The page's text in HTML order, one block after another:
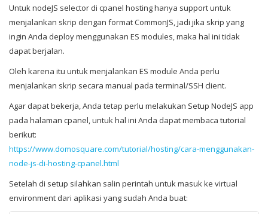
Untuk nodeJS selector di cpanel hosting hanya support untuk
menjalankan skrip dengan format CommonJS, jadi jika skrip yang
ingin Anda deploy menggunakan ES modules, maka hal ini tidak
dapat berjalan.
Oleh karena itu untuk menjalankan ES module Anda perlu
menjalankan skrip secara manual pada terminal/SSH client.
Agar dapat bekerja, Anda tetap perlu melakukan Setup NodeJS app
pada halaman cpanel, untuk hal ini Anda dapat membaca tutorial
berikut:
https://www.domosquare.com/tutorial/hosting/cara-menggunakan-
node-js-di-hosting-cpanel.html
Setelah di setup silahkan salin perintah untuk masuk ke virtual
environment dari aplikasi yang sudah Anda buat: